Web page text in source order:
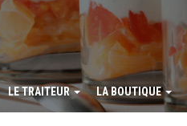
LE TRAITEUR LA BOUTIQUE